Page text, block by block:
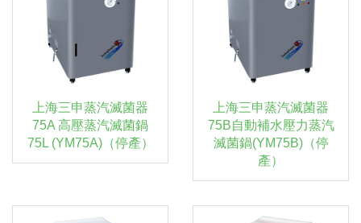
上海三申蒸汽滅菌器
75A 高壓蒸汽滅菌鍋
75L (YM75A)（停產）
上海三申蒸汽滅菌器
75B自動補水壓力蒸汽
滅菌鍋(YM75B)（停
產）